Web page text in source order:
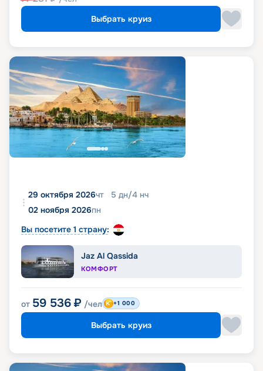
Выбрать круиз
29 октября 2026чт 5 дн/4 нч
02 ноября 2026пн
Вы посетите 1 страну:
Jaz Al Qassida
КОМФОРТ
от 59 536 ₽ /чел +1 000
Выбрать круиз